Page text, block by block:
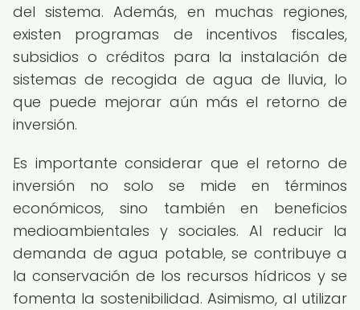
del sistema. Además, en muchas regiones,
existen programas de incentivos fiscales,
subsidios o créditos para la instalación de
sistemas de recogida de agua de lluvia, lo
que puede mejorar aún más el retorno de
inversión.
Es importante considerar que el retorno de
inversión no solo se mide en términos
económicos, sino también en beneficios
medioambientales y sociales. Al reducir la
demanda de agua potable, se contribuye a
la conservación de los recursos hídricos y se
fomenta la sostenibilidad. Asimismo, al utilizar